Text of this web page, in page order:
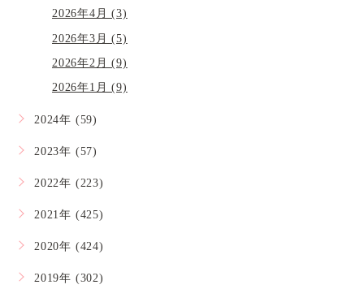
2026年4月 (3)
2026年3月 (5)
2026年2月 (9)
2026年1月 (9)
2024年 (59)
2023年 (57)
2022年 (223)
2021年 (425)
2020年 (424)
2019年 (302)